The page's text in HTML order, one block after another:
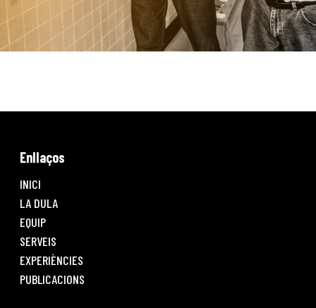
Enllaços
INICI
LA DULA
EQUIP
SERVEIS
EXPERIÈNCIES
PUBLICACIONS